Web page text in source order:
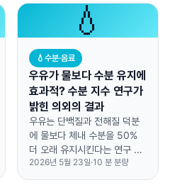
💧
💧 수분·음료
우유가 물보다 수분 유지에
효과적? 수분 지수 연구가
밝힌 의외의 결과
우유는 단백질과 전해질 덕분
에 물보다 체내 수분을 50%
더 오래 유지시킨다는 연구 결
과가 나왔습니다.
2026년 5월 23일·10 분 분량